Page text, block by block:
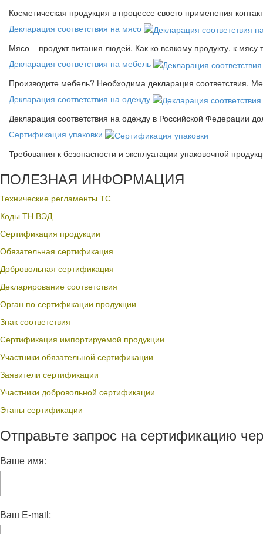
Косметическая продукция в процессе своего применения
Декларация соответствия на мясо
Мясо – продукт питания людей. Как ко всякому продукту, к мясу
Декларация соответствия на мебель
Производите мебель? Необходима декларация соответствия.
Декларация соответствия на одежду
Декларация соответствия на одежду в Российской Федерации
Сертификация упаковки
Требования к безопасности и эксплуатации упаковочной
ПОЛЕЗНАЯ ИНФОРМАЦИЯ
Технические регламенты ТС
Коды ТН ВЭД
Сертификация продукции
Обязательная сертификация
Добровольная сертификация
Декларирование соответствия
Орган по сертификации продукции
Знак соответствия
Сертификация импортируемой продукции
Участники обязательной сертификации
Заявители сертификации
Участники добровольной сертификации
Этапы сертификации
Отправьте запрос на сертификацию
Ваше имя:
Ваш E-mail: